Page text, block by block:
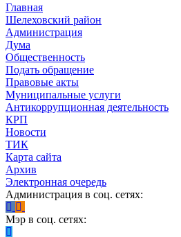
Главная
Шелеховский район
Администрация
Дума
Общественность
Подать обращение
Правовые акты
Муниципальные услуги
Антикоррупционная деятельность
КРП
Новости
ТИК
Карта сайта
Архив
Электронная очередь
Администрация в соц. сетях:
Мэр в соц. сетях: